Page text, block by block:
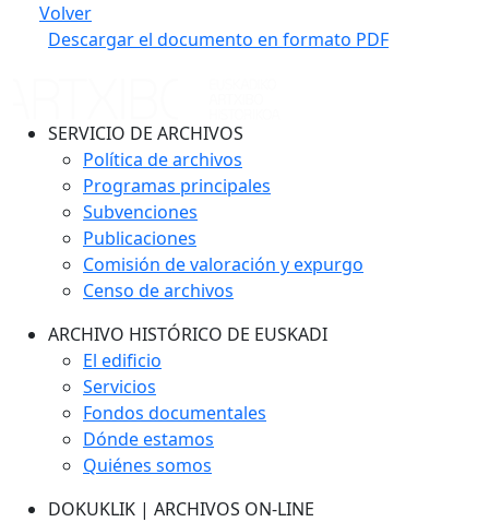
Volver
Descargar el documento en formato PDF
SERVICIO DE ARCHIVOS
Política de archivos
Programas principales
Subvenciones
Publicaciones
Comisión de valoración y expurgo
Censo de archivos
ARCHIVO HISTÓRICO DE EUSKADI
El edificio
Servicios
Fondos documentales
Dónde estamos
Quiénes somos
DOKUKLIK | ARCHIVOS ON-LINE